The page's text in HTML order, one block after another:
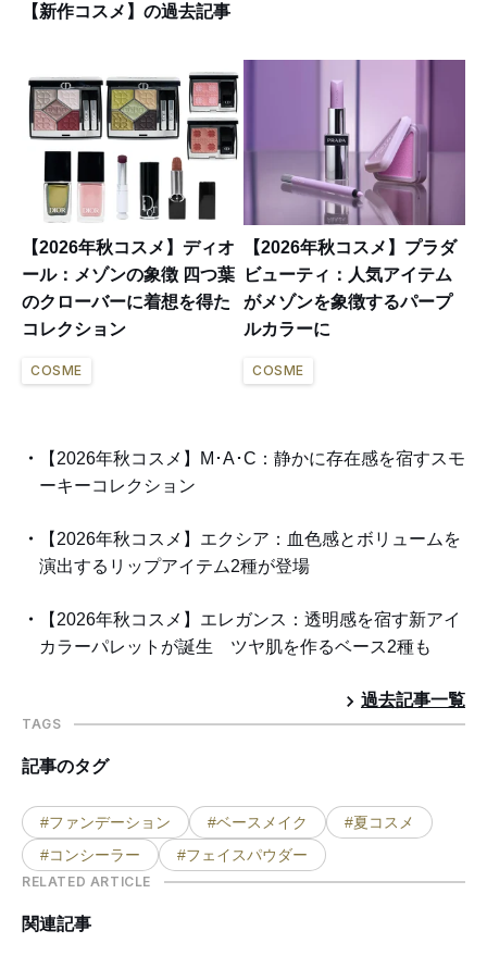
【新作コスメ】の過去記事
【2026年秋コスメ】ディオ
ール：メゾンの象徴 四つ葉
のクローバーに着想を得た
コレクション
COSME
【2026年秋コスメ】プラダ
ビューティ：人気アイテム
がメゾンを象徴するパープ
ルカラーに
COSME
【2026年秋コスメ】M･A･C：静かに存在感を宿すスモ
ーキーコレクション
【2026年秋コスメ】エクシア：血色感とボリュームを
演出するリップアイテム2種が登場
【2026年秋コスメ】エレガンス：透明感を宿す新アイ
カラーパレットが誕生 ツヤ肌を作るベース2種も
過去記事一覧
TAGS
記事のタグ
#ファンデーション #ベースメイク
#夏コスメ
#コンシーラー
#フェイスパウダー
RELATED ARTICLE
関連記事